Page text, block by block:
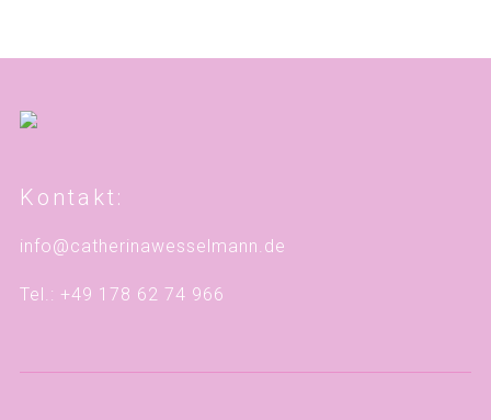
Kontakt:
info@catherinawesselmann.de
Tel.: +49 178 62 74 966